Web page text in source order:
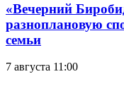
«Вечерний
разноплановую
семьи
7 августа 11:00